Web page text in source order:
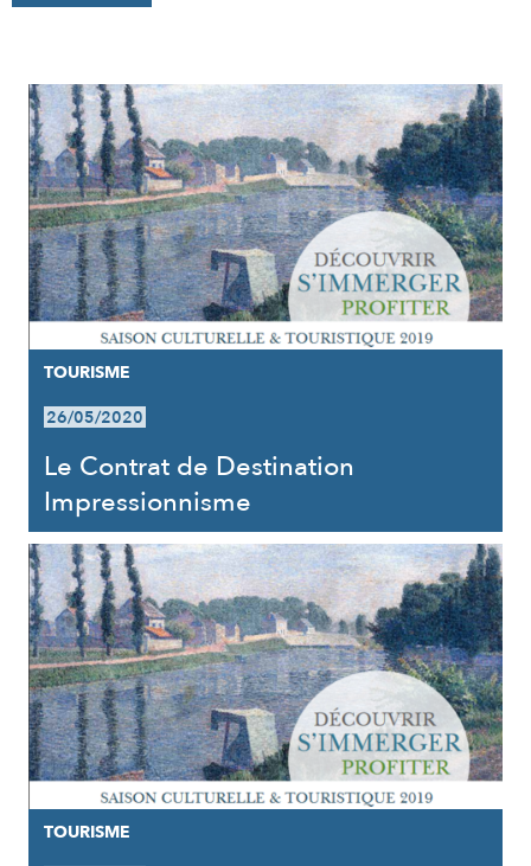
RÉSULTATS
TOURISME
26/05/2020
Le Contrat de Destination
Impressionnisme
TOURISME